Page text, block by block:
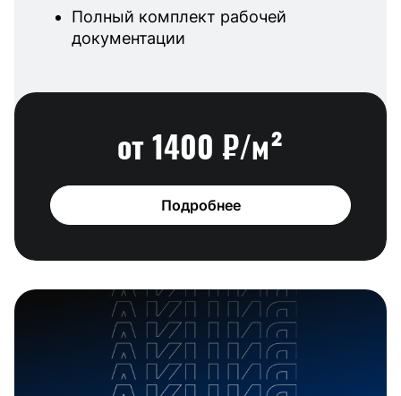
Полный комплект рабочей
документации
от 1400 ₽/м²
Подробнее